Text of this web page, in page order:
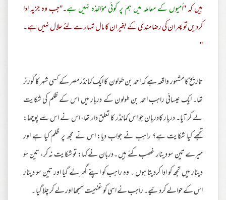
ہیں کہ ''اُمیوں کے معاملہ میں ہم پر کوئی مؤاخذہ نہیں ہے۔''جب وہ جزیہ ادا
کردیں تو پھر ان کی رضا مندی کے بغیر ان کا مال تمہارے لئے حلال نہیں ہے۔
''
تاریخ کا مشہور واقعہ ہے کہ احمد بن طولون کا ایک کمانڈر مصر کے کسی شہر کا گورنر
تھا۔ ایک عیسائی راہب احمد بن طولون کے دربار میں اس کے ظلم کی شکایت
لے کر آیا۔ دربار کادربان جو اس کمانڈر کا تعلق دار تھا، اس نے اس سے پوچھا:
تجھے کیا شکایت ہے؟ راہب نے جواب دیا: اس نے مجھ پر ظلم کیا ہے اور
میرے تین سو دینار غصب کئے ہیں ۔دربان نے کہا: تو شکایت نہ کر، تین سو
دینار میں تجھ کو ادا کردیتا ہوں ۔ وہ راہب کو اپنے گھر لے گیا اور تین سو دینار
اس کے حوالے کردئیے۔ راہب نے اسی کو غنیمت سمجھا اور لے کر چلا گیا ۔